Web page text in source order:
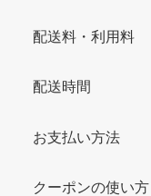
配送料・利用料
配送時間
お支払い方法
クーポンの使い方